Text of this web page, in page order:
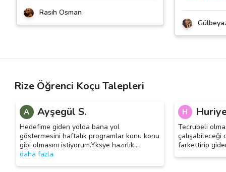
Rasih Osman
Rize Öğrenci Koçu Talepleri
A Ayşegül S.
Hedefime giden yolda bana yol
göstermesini haftalık programlar konu konu
gibi olmasını istiyorum.Yksye hazırlık…
daha fazla
H
Tecrubeli
çalışabileceği
farkettirip